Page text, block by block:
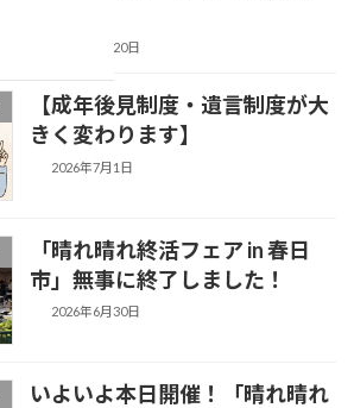
2026年7月20日
【成年後見制度・遺言制度が大
きく変わります】
2026年7月1日
「晴れ晴れ終活フェア in 春日
市」無事に終了しました！
2026年6月30日
いよいよ本日開催！「晴れ晴れ